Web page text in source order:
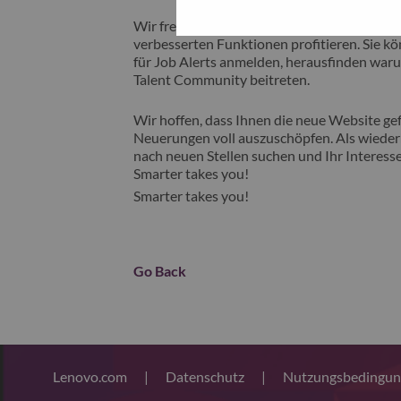
Wir freuen uns, Ihnen unsere neue
verbesserten Funktionen profitieren. Sie
für Job Alerts anmelden, herausfinden
Talent Community beitreten.
Wir hoffen, dass Ihnen die neue Website
Neuerungen voll auszuschöpfen. Als
nach neuen Stellen suchen und Ihr
Smarter takes you!
Smarter takes you!
Go Back
Lenovo.com | Datenschutz |